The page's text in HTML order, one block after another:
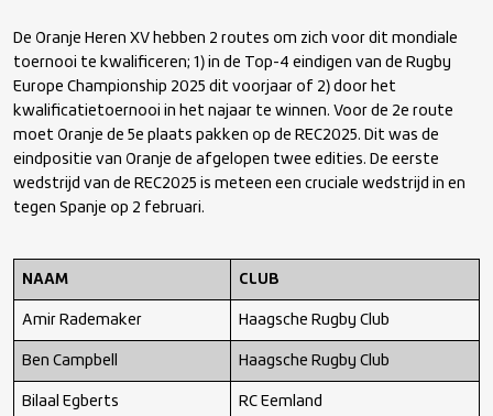
De Oranje Heren XV hebben 2 routes om zich voor dit mondiale
toernooi te kwalificeren; 1) in de Top-4 eindigen van de Rugby
Europe Championship 2025 dit voorjaar of 2) door het
kwalificatietoernooi in het najaar te winnen. Voor de 2e route
moet Oranje de 5e plaats pakken op de REC2025. Dit was de
eindpositie van Oranje de afgelopen twee edities. De eerste
wedstrijd van de REC2025 is meteen een cruciale wedstrijd in en
tegen Spanje op 2 februari.
NAAM CLUB
Amir Rademaker Haagsche Rugby Club
Ben Campbell Haagsche Rugby Club
Bilaal Egberts RC Eemland